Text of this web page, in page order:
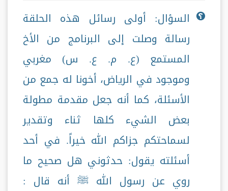
السؤال: أولى رسائل هذه الحلقة
رسالة وصلت إلى البرنامج من الأخ
المستمع (ع. م. ع. س) مغربي
وموجود في الرياض، أخونا له جمع من
الأسئلة، كما أنه جعل مقدمة مطولة
بعض الشيء كلها ثناء وتقدير
لسماحتكم جزاكم الله خيراً. في أحد
أسئلته يقول: حدثوني هل صحيح ما
روي عن رسول الله ﷺ أنه قال :